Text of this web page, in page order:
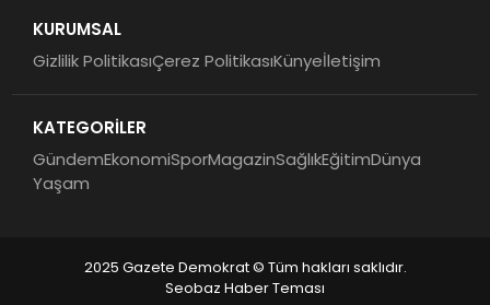
KURUMSAL
Gizlilik PolitikasıÇerez PolitikasıKünyeİletişim
KATEGORİLER
GündemEkonomiSporMagazinSağlıkEğitimDünya
Yaşam
2025 Gazete Demokrat © Tüm hakları saklıdır.
Seobaz Haber Teması